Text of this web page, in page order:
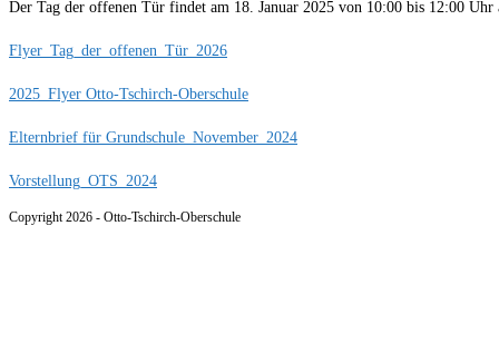
Der Tag der offenen Tür findet am 18. Januar 2025 von 10:00 bis 12:00
Flyer_Tag_der_offenen_Tür_2026
2025_Flyer Otto-Tschirch-Oberschule
Elternbrief für Grundschule_November_2024
Vorstellung_OTS_2024
Copyright 2026 - Otto-Tschirch-Oberschule